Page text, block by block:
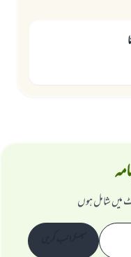
میں شامل ہوں